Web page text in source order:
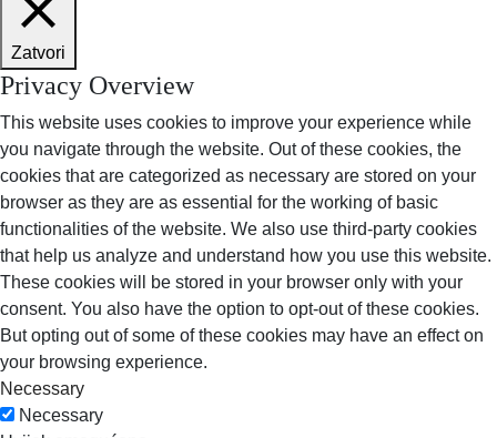
Zatvori
Privacy Overview
This website uses cookies to improve your experience while
you navigate through the website. Out of these cookies, the
cookies that are categorized as necessary are stored on your
browser as they are as essential for the working of basic
functionalities of the website. We also use third-party cookies
that help us analyze and understand how you use this website.
These cookies will be stored in your browser only with your
consent. You also have the option to opt-out of these cookies.
But opting out of some of these cookies may have an effect on
your browsing experience.
Necessary
Necessary